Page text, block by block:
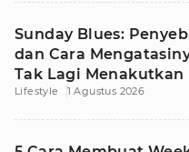
Sunday Blues:
dan Cara
Tak Lagi Menakutkan
Lifestyle 1 Agustus 2026